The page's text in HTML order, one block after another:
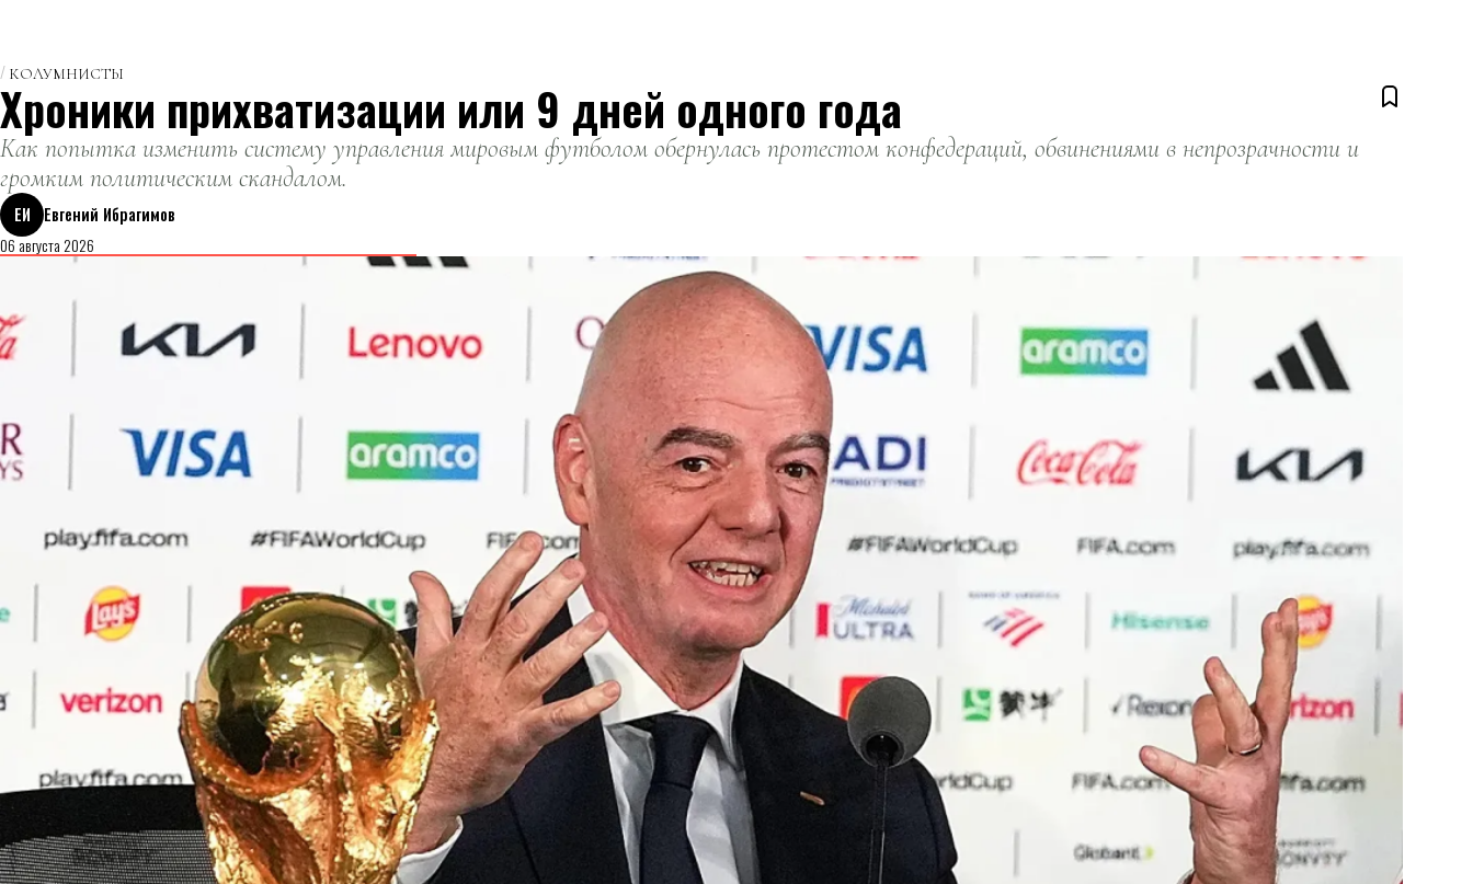
КОЛУМНИСТЫ
Хроники прихватизации или 9 дней одного года
Как попытка изменить систему управления мировым футболом обернулась протестом конфедераций, обвинениями в непрозрачности и
громким политическим скандалом.
ЕИ
Евгений Ибрагимов
06 августа 2026